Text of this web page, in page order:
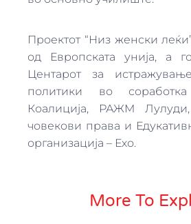
Проектот “Низ женски
од Европската унија, а
Центарот за
политики во
Коалиција, РАЖМ
човекови права и
организација – Ехо.
More To